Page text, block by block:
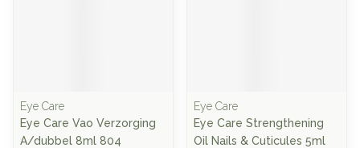
Eye Care
Eye Care Vao Verzorging
A/dubbel 8ml 804
Eye Care
Eye Care Strengthening
Oil Nails & Cuticules 5ml